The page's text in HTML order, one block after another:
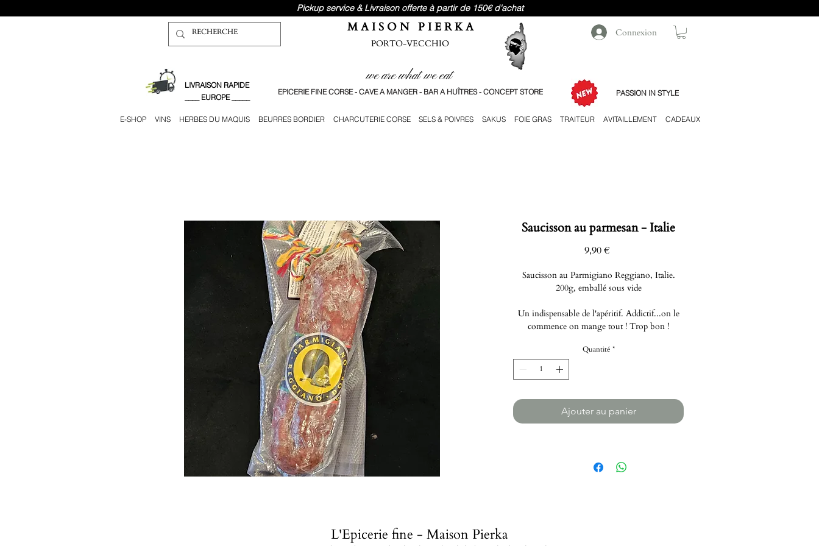
Pickup service & Livraison offerte à partir de 150€ d'achat
M A I S O N P I E R K A
PORTO-VECCHIO
​LIVRAISON RAPIDE
____ EUROPE _____
we are what we eat
EPICERIE FINE CORSE - CAVE A MANGER - BAR A HUÎTRES - CONCEPT STORE
Connexion
PASSION IN STYLE
E-SHOP VINS HERBES DU MAQUIS BEURRES BORDIER CHARCUTERIE CORSE SELS & POIVRES SAKUS FOIE GRAS TRAITEUR AVITAILLEMENT CADEAUX
Saucisson au parmesan - Italie
9,90 €Prix
Saucisson au Parmigiano Reggiano, Italie.
200g, emballé sous vide
Un indispensable de l'apéritif. Addictif...on le
commence on mange tout ! Trop bon !
Quantité *
Ajouter au panier
L'Epicerie fine - Maison Pierka